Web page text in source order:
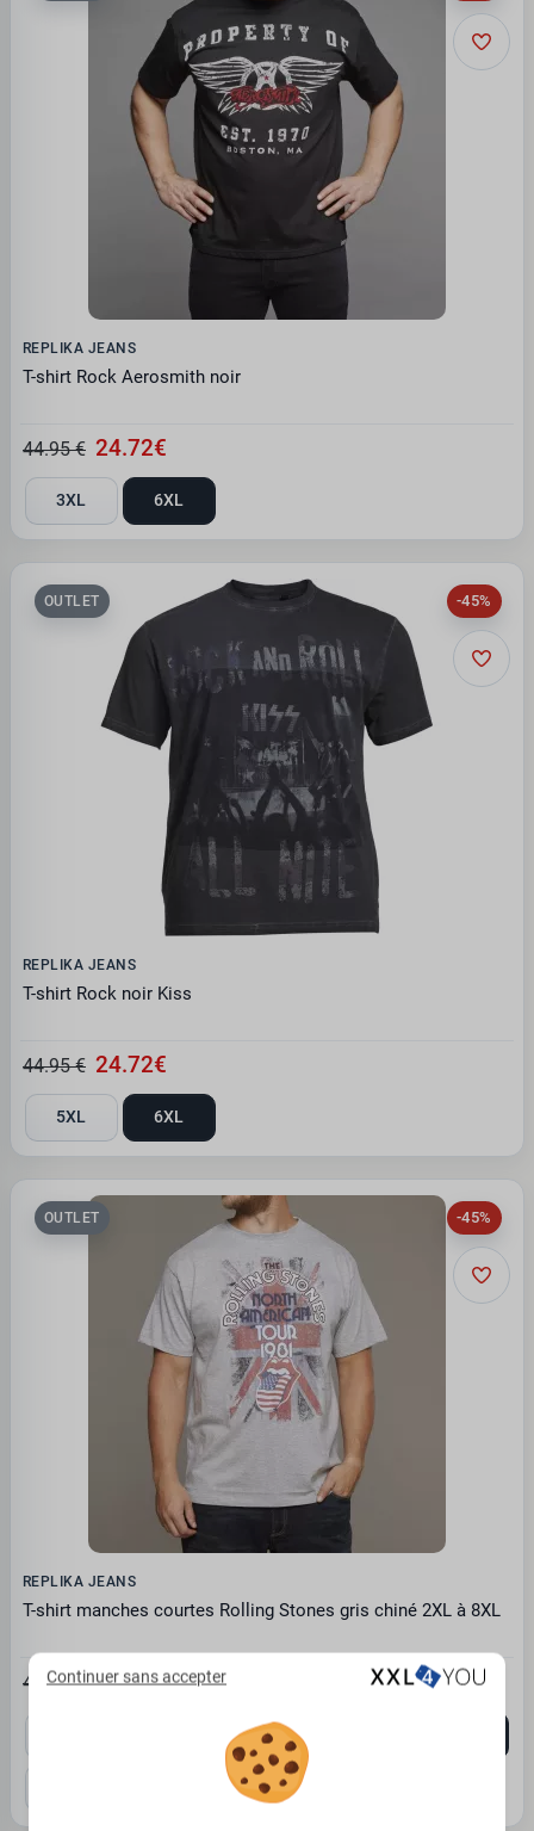
REPLIKA JEANS
T-shirt Rock Aerosmith noir
44.95 € 24.72€
3XL 6XL
-45%
OUTLET
REPLIKA JEANS
T-shirt Rock noir Kiss
44.95 € 24.72€
5XL 6XL
-45%
OUTLET
REPLIKA JEANS
T-shirt manches courtes Rolling Stones gris chiné 2XL à 8XL
45.95 € 25.27€
4XL
Continuer sans accepter